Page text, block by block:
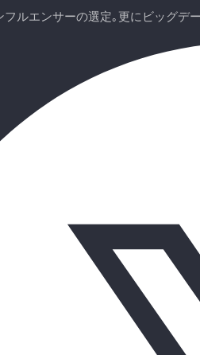
ルエンサーの選定｡更にビッグデ